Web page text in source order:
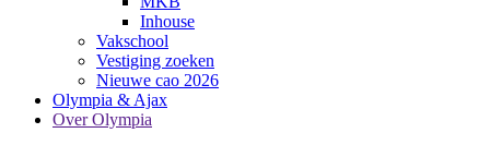
Inhouse
Vakschool
Vestiging zoeken
Nieuwe cao 2026
Olympia & Ajax
Over Olympia